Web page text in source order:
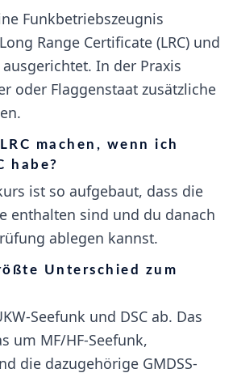
Funkbetriebszeugnis
Range Certificate (LRC) und
In der Praxis
oder Flaggenstaat zusätzliche
machen, wenn ich
habe?
ist so aufgebaut, dass die
enthalten sind und du danach
ablegen kannst.
Unterschied zum
Seefunk und DSC ab. Das
um MF/HF-Seefunk,
die dazugehörige GMDSS-